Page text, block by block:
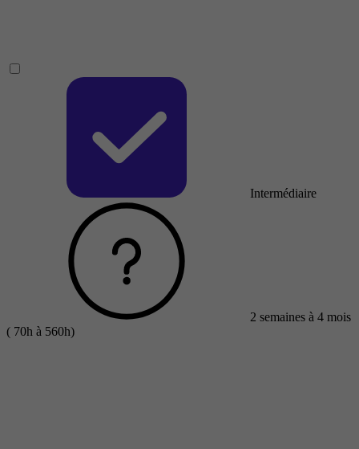
Intermédiaire
2 semaines à 4 mois
( 70h à 560h)